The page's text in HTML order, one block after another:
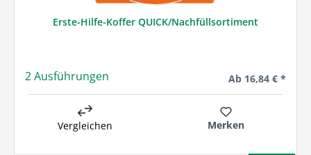
Erste-Hilfe-Koffer QUICK/Nachfüllsortiment
2 Ausführungen Regulärer Preis:
Ab 16,84 € *
Vergleichen Merken